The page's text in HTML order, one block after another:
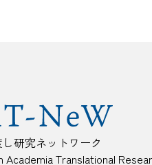
研究ネットワーク
Academia Translational